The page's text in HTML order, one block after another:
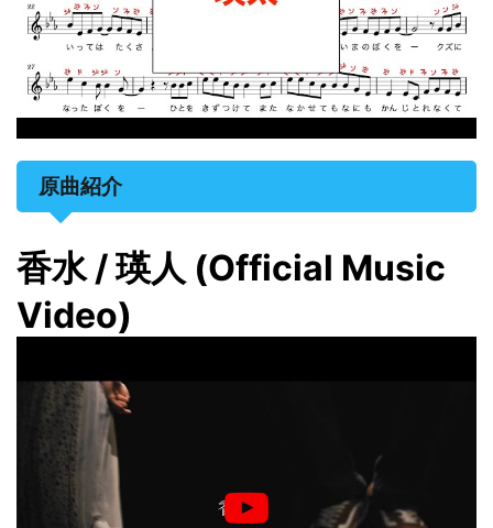
原曲紹介
香水 / 瑛人 (Official Music
Video)